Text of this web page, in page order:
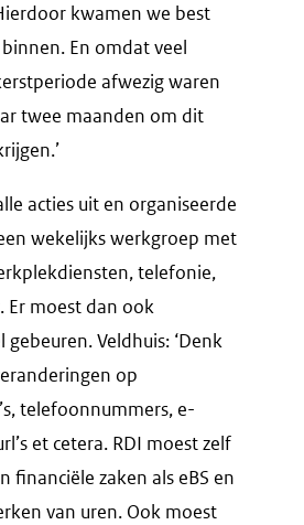
kwamen we best
En omdat veel
afwezig waren
twee maanden om dit
acties uit en organiseerde
wekelijks werkgroep met
telefonie,
Er moest dan ook
Veldhuis: ‘Denk
op
telefoonnummers, e-
et cetera. RDI moest zelf
financiële zaken als eBS en
van uren. Ook moest